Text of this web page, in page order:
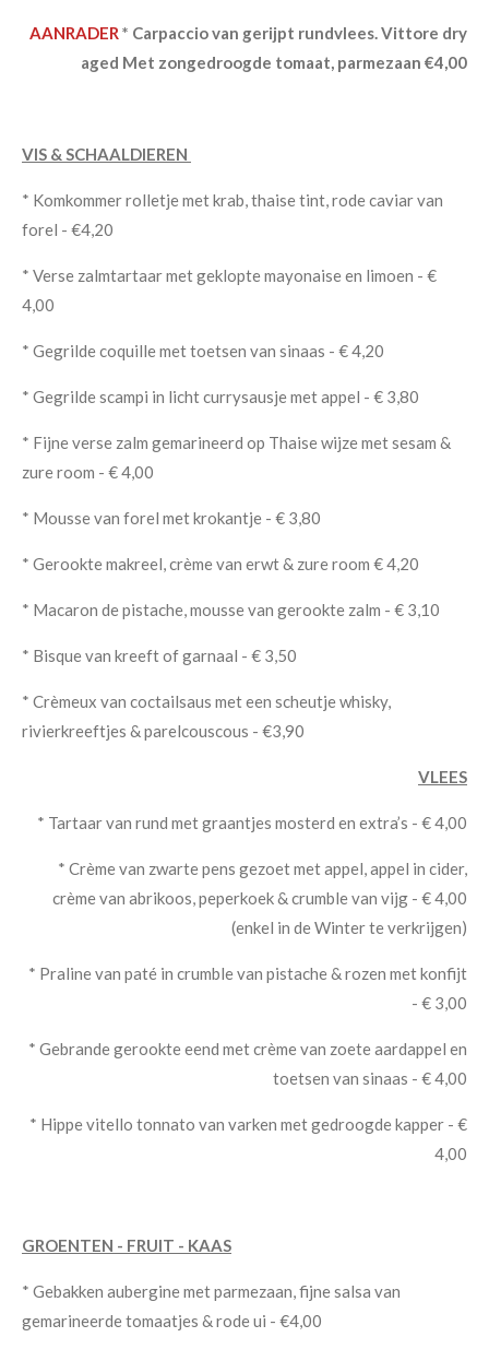
AANRADER* Carpaccio van gerijpt rundvlees. Vittore dry
aged Met zongedroogde tomaat, parmezaan €4,00
VIS & SCHAALDIEREN
* Komkommer rolletje met krab, thaise tint, rode caviar van
forel - €4,20
* Verse zalmtartaar met geklopte mayonaise en limoen - €
4,00
* Gegrilde coquille met toetsen van sinaas - € 4,20
* Gegrilde scampi in licht currysausje met appel - € 3,80
* Fijne verse zalm gemarineerd op Thaise wijze met sesam &
zure room - € 4,00
* Mousse van forel met krokantje - € 3,80
* Gerookte makreel, crème van erwt & zure room € 4,20
* Macaron de pistache, mousse van gerookte zalm - € 3,10
* Bisque van kreeft of garnaal - € 3,50
* Crèmeux van coctailsaus met een scheutje whisky,
rivierkreeftjes & parelcouscous - €3,90
VLEES
* Tartaar van rund met graantjes mosterd en extra’s - € 4,00
* Crème van zwarte pens gezoet met appel, appel in cider,
crème van abrikoos, peperkoek & crumble van vijg - € 4,00
(enkel in de Winter te verkrijgen)
* Praline van paté in crumble van pistache & rozen met konfijt
- € 3,00
* Gebrande gerookte eend met crème van zoete aardappel en
toetsen van sinaas - € 4,00
* Hippe vitello tonnato van varken met gedroogde kapper - €
4,00
GROENTEN - FRUIT - KAAS
* Gebakken aubergine met parmezaan, fijne salsa van
gemarineerde tomaatjes & rode ui - €4,00